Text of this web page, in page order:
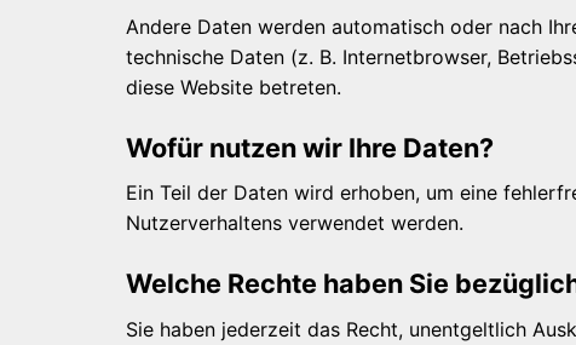
Andere Daten werden automatisch oder nach
technische Daten (z. B. Internetbrowser,
diese Website betreten.
Wofür nutzen wir Ihre Daten?
Ein Teil der Daten wird erhoben, um eine
Nutzerverhaltens verwendet werden.
Welche Rechte haben Sie
Sie haben jederzeit das Recht, unentgeltlich